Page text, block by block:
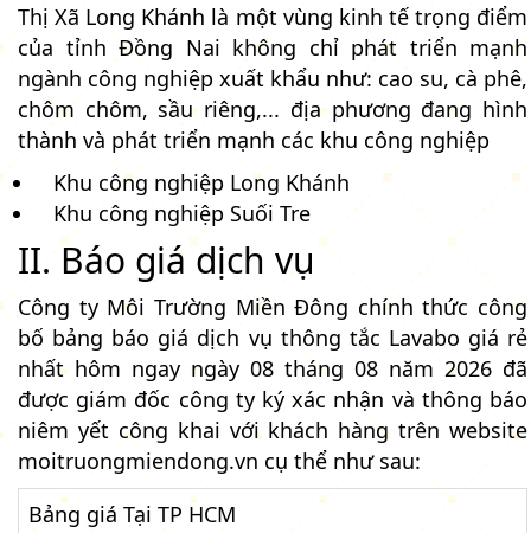
Thị Xã Long Khánh là một vùng kinh tế trọng điểm
của tỉnh Đồng Nai không chỉ phát triển mạnh
ngành công nghiệp xuất khẩu như: cao su, cà phê,
chôm chôm, sầu riêng,... địa phương đang hình
thành và phát triển mạnh các khu công nghiệp
Khu công nghiệp Long Khánh
Khu công nghiệp Suối Tre
II. Báo giá dịch vụ
Công ty Môi Trường Miền Đông chính thức công
bố bảng báo giá dịch vụ thông tắc Lavabo giá rẻ
nhất hôm ngay ngày 08 tháng 08 năm 2026 đã
được giám đốc công ty ký xác nhận và thông báo
niêm yết công khai với khách hàng trên website
moitruongmiendong.vn cụ thể như sau:
Bảng giá Tại TP HCM